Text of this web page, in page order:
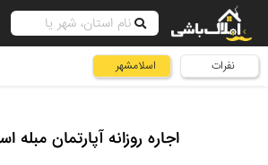
نفرات اسلامشهر
اجاره روزانه آپارتمان مبله